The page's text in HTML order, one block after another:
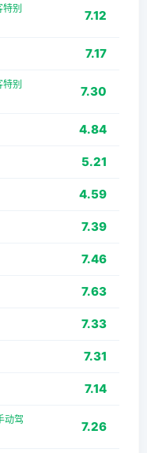
别
7.12
7.17
别
7.30
4.84
5.21
4.59
7.39
7.46
7.63
7.33
7.31
7.14
动驾
7.26